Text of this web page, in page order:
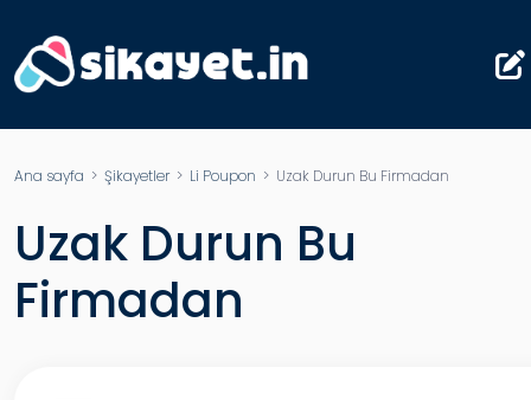
Ana sayfa > Şikayetler> Li Poupon > Uzak Durun Bu Firmadan
Uzak Durun Bu
Firmadan